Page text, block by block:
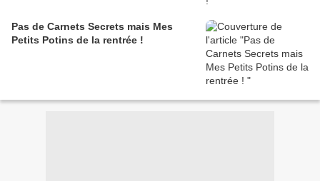
Pas de Carnets Secrets mais Mes
Petits Potins de la rentrée !